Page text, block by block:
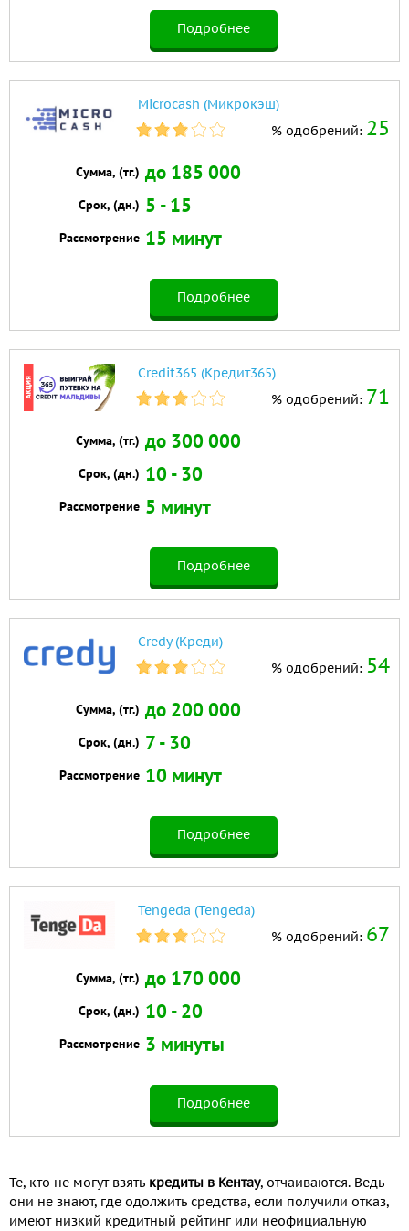
Подробнее
Microcash (Микрокэш)
% одобрений: 25
Сумма, (тг.) до 185 000
Срок, (дн.) 5 - 15
Рассмотрение 15 минут
Подробнее
Credit365 (Кредит365)
% одобрений: 71
Сумма, (тг.) до 300 000
Срок, (дн.) 10 - 30
Рассмотрение 5 минут
Подробнее
Credy (Креди)
% одобрений: 54
Сумма, (тг.) до 200 000
Срок, (дн.) 7 - 30
Рассмотрение 10 минут
Подробнее
Tengeda (Tengeda)
% одобрений: 67
Сумма, (тг.) до 170 000
Срок, (дн.) 10 - 20
Рассмотрение 3 минуты
Подробнее
Те, кто не могут взять кредиты в Кентау, отчаиваются. Ведь
они не знают, где одолжить средства, если получили отказ,
имеют низкий кредитный рейтинг или неофициальную